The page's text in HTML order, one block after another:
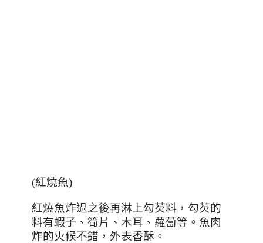
(紅燒魚)
紅燒魚炸過之後再淋上勾芡料，勾芡的
料有蝦子、筍片、木耳、蘿蔔等。魚肉
炸的火候不錯，外表香酥。